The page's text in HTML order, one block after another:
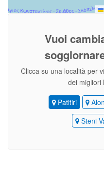
Vuoi
Clicca su una località per
dei migliori
Patitiri
Steni